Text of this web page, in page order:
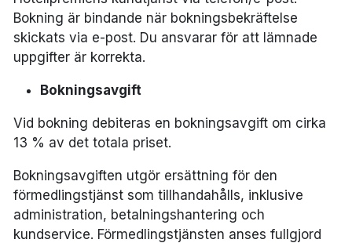
Bokning är bindande när bokningsbekräftelse
skickats via e-post. Du ansvarar för att lämnade
uppgifter är korrekta.
Bokningsavgift
Vid bokning debiteras en bokningsavgift om cirka
13 % av det totala priset.
Bokningsavgiften utgör ersättning för den
förmedlingstjänst som tillhandahålls, inklusive
administration, betalningshantering och
kundservice. Förmedlingstjänsten anses fullgjord